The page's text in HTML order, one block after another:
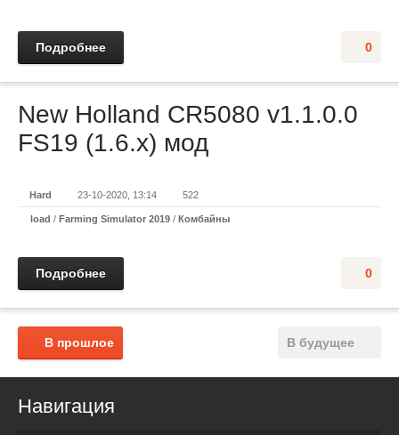
0
Подробнее
New Holland CR5080 v1.1.0.0
FS19 (1.6.x) мод
Hard 23-10-2020, 13:14 522
load / Farming Simulator 2019 / Комбайны
0
Подробнее
В будущее
В прошлое
Навигация